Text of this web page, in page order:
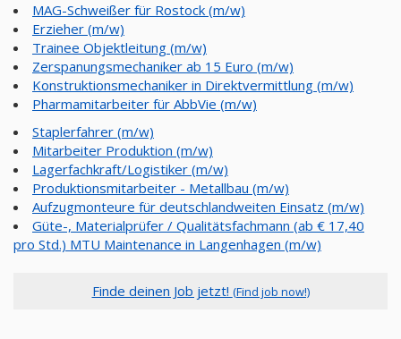
MAG-Schweißer für Rostock (m/w)
Erzieher (m/w)
Trainee Objektleitung (m/w)
Zerspanungsmechaniker ab 15 Euro (m/w)
Konstruktionsmechaniker in Direktvermittlung (m/w)
Pharmamitarbeiter für AbbVie (m/w)
Staplerfahrer (m/w)
Mitarbeiter Produktion (m/w)
Lagerfachkraft/Logistiker (m/w)
Produktionsmitarbeiter - Metallbau (m/w)
Aufzugmonteure für deutschlandweiten Einsatz (m/w)
Güte-, Materialprüfer / Qualitätsfachmann (ab € 17,40
pro Std.) MTU Maintenance in Langenhagen (m/w)
Finde deinen Job jetzt! (Find job now!)